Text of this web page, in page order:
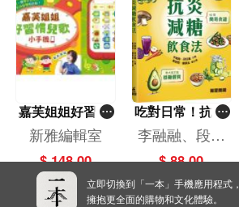
嘉芙姐姐好習慣
兒歌小手機
新雅編輯室
$ 148.00
吃對日常！抗炎
減糖飲食法
李融融、段佳
麗,黃梨煜、顧
$ 88.00
立即切換到「一本」手機應用程式，
擁抱更全面的購物和文化體驗。